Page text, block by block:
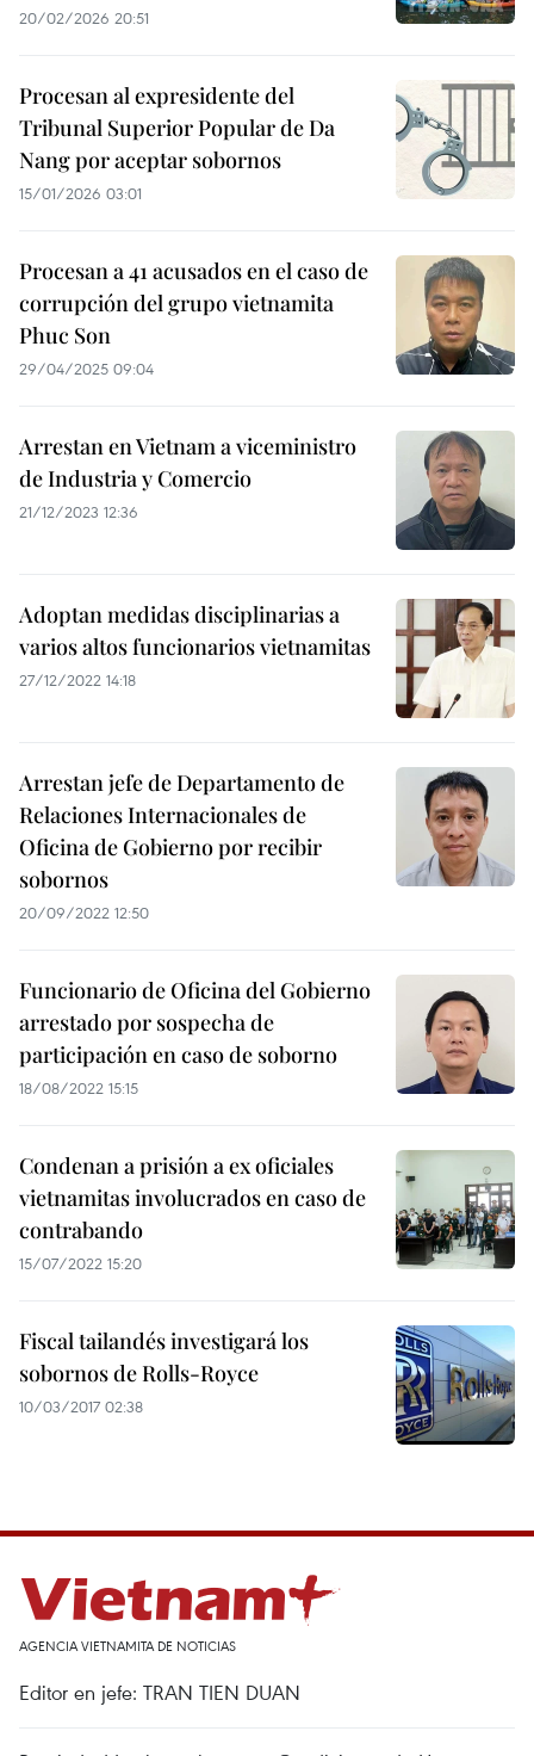
20/02/2026 20:51
Procesan al expresidente del
Tribunal Superior Popular de Da
Nang por aceptar sobornos
15/01/2026 03:01
Procesan a 41 acusados en el caso de
corrupción del grupo vietnamita
Phuc Son
29/04/2025 09:04
Arrestan en Vietnam a viceministro
de Industria y Comercio
21/12/2023 12:36
Adoptan medidas disciplinarias a
varios altos funcionarios vietnamitas
27/12/2022 14:18
Arrestan jefe de Departamento de
Relaciones Internacionales de
Oficina de Gobierno por recibir
sobornos
20/09/2022 12:50
Funcionario de Oficina del Gobierno
arrestado por sospecha de
participación en caso de soborno
18/08/2022 15:15
Condenan a prisión a ex oficiales
vietnamitas involucrados en caso de
contrabando
15/07/2022 15:20
Fiscal tailandés investigará los
sobornos de Rolls-Royce
10/03/2017 02:38
AGENCIA VIETNAMITA DE NOTICIAS
Editor en jefe: TRAN TIEN DUAN